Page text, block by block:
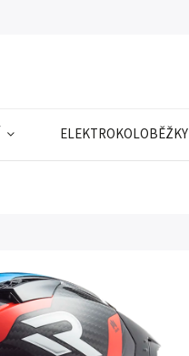
ELEKTROKOLOBĚŽKY